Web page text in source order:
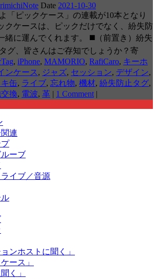
Date 2021-10-30
「ピックケース」の連載が10本となり
クケースは、ピックだけでなく、紛失防
緒に運んでくれます。 ◼️（前置き）紛失
グ、皆さんはご存知でしょうか？寄
, iPhone, MAMORIO, RafiCaro, キーホ
ンケース , ジャズ, セッション, デザイン,
缶, ライブ, 忘れ物, 機材, 紛失防止タグ,
換, 電波, 革 | 1 Comment |
連
ーブ
イブ／音源
ンホストに聞く」
ース」
く」